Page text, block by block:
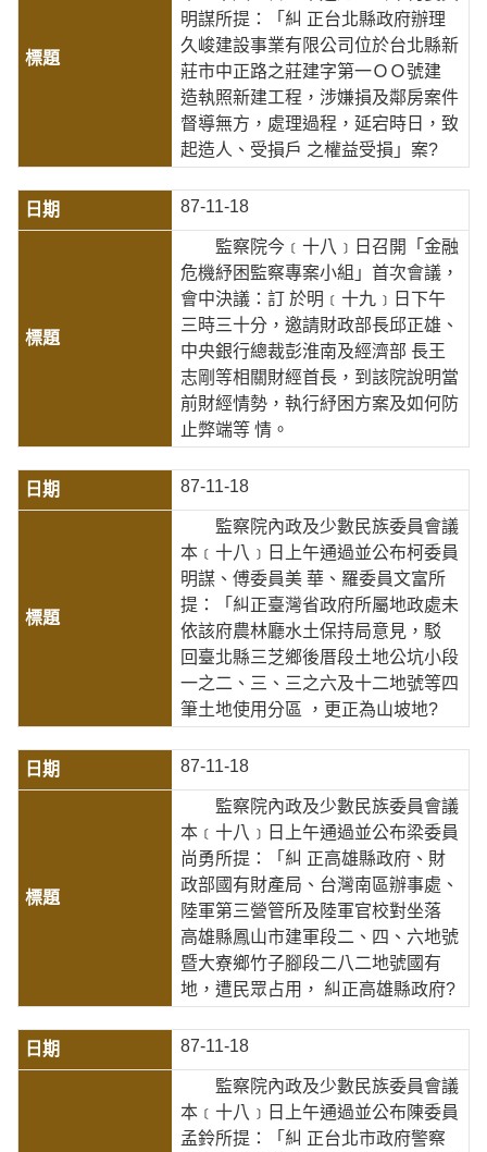
明謀所提：「糾 正台北縣政府辦理
久峻建設事業有限公司位於台北縣新
莊市中正路之莊建字第一ＯＯ號建
造執照新建工程，涉嫌損及鄰房案件
督導無方，處理過程，延宕時日，致
起造人、受損戶 之權益受損」案?
87-11-18
監察院今﹝十八﹞日召開「金融
危機紓困監察專案小組」首次會議，
會中決議：訂 於明﹝十九﹞日下午
三時三十分，邀請財政部長邱正雄、
中央銀行總裁彭淮南及經濟部 長王
志剛等相關財經首長，到該院說明當
前財經情勢，執行紓困方案及如何防
止弊端等 情。
87-11-18
監察院內政及少數民族委員會議
本﹝十八﹞日上午通過並公布柯委員
明謀、傅委員美 華、羅委員文富所
提：「糾正臺灣省政府所屬地政處未
依該府農林廳水土保持局意見，駁
回臺北縣三芝鄉後厝段土地公坑小段
一之二、三、三之六及十二地號等四
筆土地使用分區 ，更正為山坡地?
87-11-18
監察院內政及少數民族委員會議
本﹝十八﹞日上午通過並公布梁委員
尚勇所提：「糾 正高雄縣政府、財
政部國有財產局、台灣南區辦事處、
陸軍第三營管所及陸軍官校對坐落
高雄縣鳳山市建軍段二、四、六地號
暨大寮鄉竹子腳段二八二地號國有
地，遭民眾占用， 糾正高雄縣政府?
87-11-18
監察院內政及少數民族委員會議
本﹝十八﹞日上午通過並公布陳委員
孟鈴所提：「糾 正台北市政府警察